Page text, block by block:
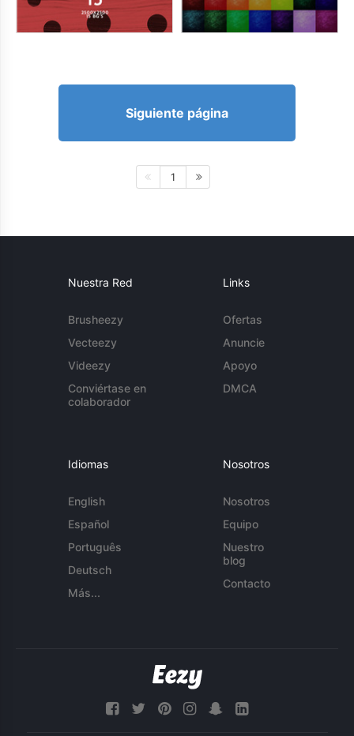
Siguiente página
1
Nuestra Red
Brusheezy
Vecteezy
Videezy
Conviértase en
colaborador
Links
Ofertas
Anuncie
Apoyo
DMCA
Idiomas
English
Español
Português
Deutsch
Más...
Nosotros
Nosotros
Equipo
Nuestro
blog
Contacto